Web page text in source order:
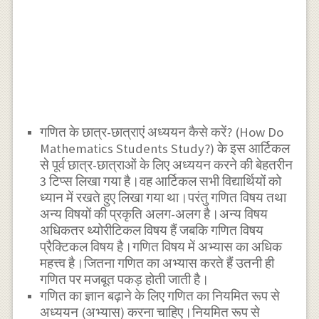
गणित के छात्र-छात्राएं अध्ययन कैसे करें? (How Do
Mathematics Students Study?) के इस आर्टिकल
से पूर्व छात्र-छात्राओं के लिए अध्ययन करने की बेहतरीन
3 टिप्स लिखा गया है।वह आर्टिकल सभी विद्यार्थियों को
ध्यान में रखते हुए लिखा गया था।परंतु गणित विषय तथा
अन्य विषयों की प्रकृति अलग-अलग है।अन्य विषय
अधिकतर थ्योरीटिकल विषय हैं जबकि गणित विषय
प्रैक्टिकल विषय है।गणित विषय में अभ्यास का अधिक
महत्त्व है।जितना गणित का अभ्यास करते हैं उतनी ही
गणित पर मजबूत पकड़ होती जाती है।
गणित का ज्ञान बढ़ाने के लिए गणित का नियमित रूप से
अध्ययन (अभ्यास) करना चाहिए।नियमित रूप से